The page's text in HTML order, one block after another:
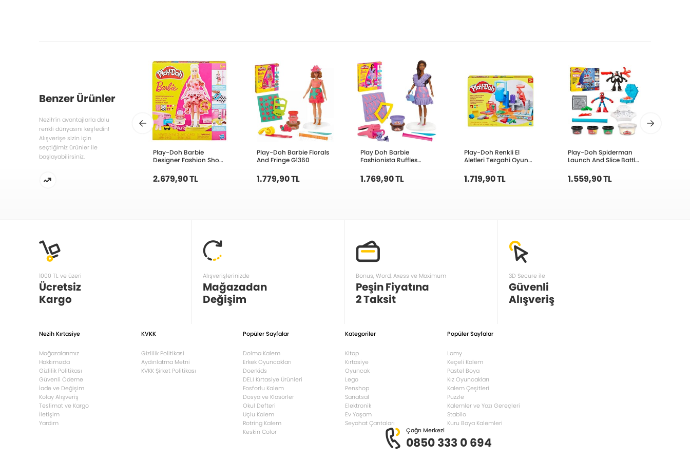
Benzer Ürünler
Nezih’in avantajlarla dolu
renkli dünyasını keşfedin!
Alışverişe sizin için
seçtiğimiz ürünler ile
başlayabilirsiniz.
Play-Doh Barbie
Designer Fashion Show
2.679,90 TL
Play-Doh Barbie Florals
And Fringe G1360
1.779,90 TL
Play Doh Barbie
Fashionista Ruffles
1.769,90 TL
Play-Doh Renkli El
Aletleri Tezgahi Oyun
1.719,90 TL
Play-Doh Spiderman
Launch And Slice Battle
1.559,90 TL
1000 TL ve üzeri
Ücretsiz
Kargo
Alışverişlerinizde
Mağazadan
Değişim
Bonus, Word, Axess ve Maximum
Peşin Fiyatına
2 Taksit
3D Secure ile
Güvenli
Alışveriş
Nezih Kırtasiye
Mağazalarımız
Hakkımızda
Gizlilik Politikası
Güvenli Ödeme
İade ve Değişim
Kolay Alışveriş
Teslimat ve Kargo
İletişim
Yardım
KVKK
Gizlilik Politikasi
Aydınlatma Metni
KVKK Şirket Politikası
Popüler Sayfalar
Dolma Kalem
Erkek Oyuncakları
Doerkids
DELI Kırtasiye Ürünleri
Fosforlu Kalem
Dosya ve Klasörler
Okul Defteri
Uçlu Kalem
Rotring Kalem
Keskin Color
Kategoriler
Kitap
Kırtasiye
Oyuncak
Lego
Penshop
Sanatsal
Elektronik
Ev Yaşam
Seyahat Çantaları
Popüler Sayfalar
Lamy
Keçeli Kalem
Pastel Boya
Kız Oyuncakları
Kalem Çeşitleri
Puzzle
Kalemler ve Yazı Gereçleri
Stabilo
Kuru Boya Kalemleri
Çağrı Merkezi
0850 333 0 694